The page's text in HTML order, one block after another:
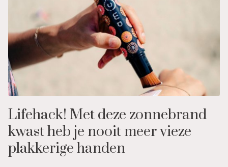
Lifehack! Met deze zonnebrand
kwast heb je nooit meer vieze
plakkerige handen